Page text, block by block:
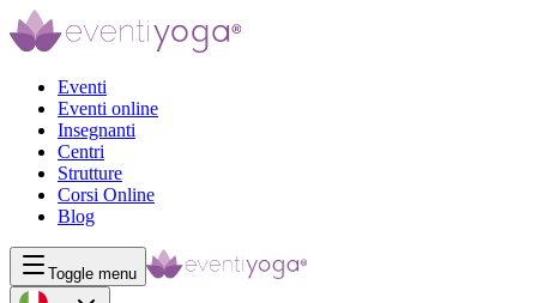
Eventi
Eventi online
Insegnanti
Centri
Strutture
Corsi Online
Blog
Toggle menu